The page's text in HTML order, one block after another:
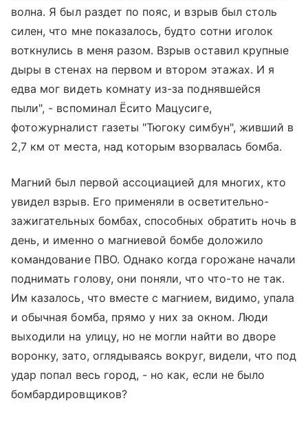
волна. Я был раздет по пояс, и взрыв был столь
силен, что мне показалось, будто сотни иголок
воткнулись в меня разом. Взрыв оставил крупные
дыры в стенах на первом и втором этажах. И я
едва мог видеть комнату из-за поднявшейся
пыли", - вспоминал Ёсито Мацусиге,
фотожурналист газеты "Тюгоку симбун", живший в
2,7 км от места, над которым взорвалась бомба.
Магний был первой ассоциацией для многих, кто
увидел взрыв. Его применяли в осветительно-
зажигательных бомбах, способных обратить ночь в
день, и именно о магниевой бомбе доложило
командование ПВО. Однако когда горожане начали
поднимать голову, они поняли, что что-то не так.
Им казалось, что вместе с магнием, видимо, упала
и обычная бомба, прямо у них за окном. Люди
выходили на улицу, но не могли найти во дворе
воронку, зато, оглядываясь вокруг, видели, что под
удар попал весь город, - но как, если не было
бомбардировщиков?